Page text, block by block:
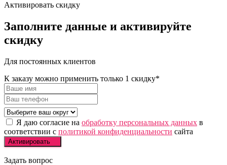
Активировать скидку
Заполните данные и активируйте
скидку
Для постоянных клиентов
К заказу можно применить только 1 скидку*
Я даю согласие на обработку персональных данных в
соответствии с политикой конфиденциальности сайта
Активировать
Задать вопрос